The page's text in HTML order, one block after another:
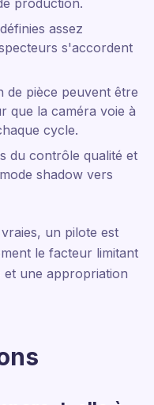
production.
assez
s'accordent
de pièce peuvent être
que la caméra voie à
cycle.
du contrôle qualité et
shadow vers
un pilote est
le facteur limitant
et une appropriation